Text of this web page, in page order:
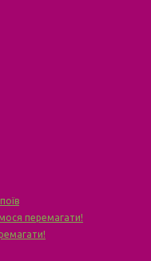
перемагати!